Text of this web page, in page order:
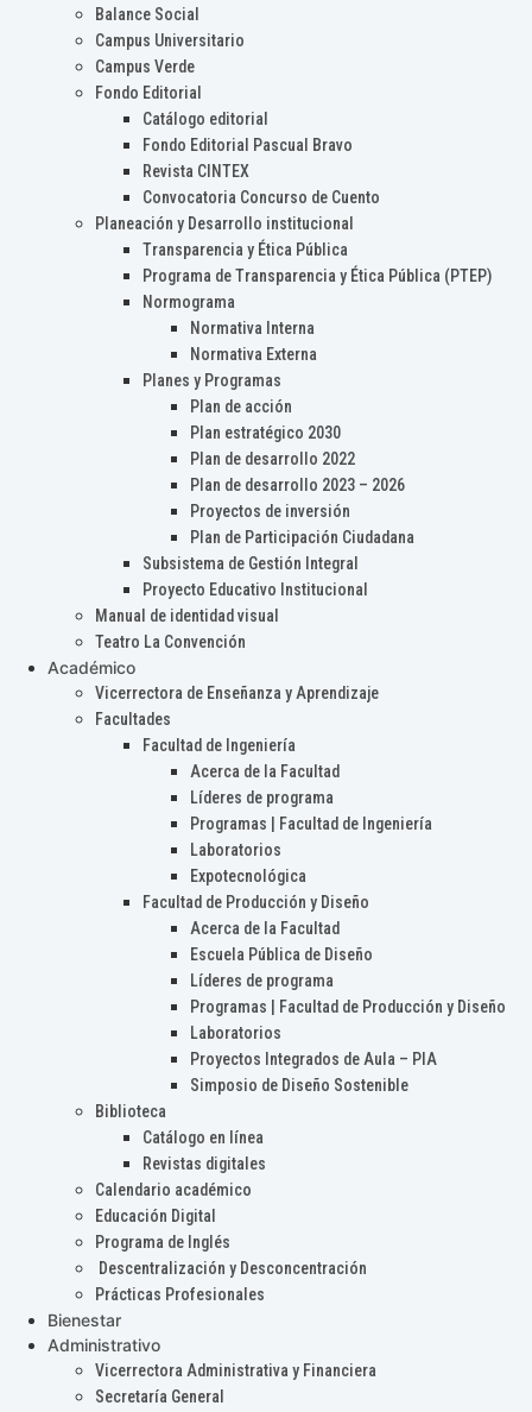
Balance Social
Campus Universitario
Campus Verde
Fondo Editorial
Catálogo editorial
Fondo Editorial Pascual Bravo
Revista CINTEX
Convocatoria Concurso de Cuento
Planeación y Desarrollo institucional
Transparencia y Ética Pública
Programa de Transparencia y Ética Pública (PTEP)
Normograma
Normativa Interna
Normativa Externa
Planes y Programas
Plan de acción
Plan estratégico 2030
Plan de desarrollo 2022
Plan de desarrollo 2023 – 2026
Proyectos de inversión
Plan de Participación Ciudadana
Subsistema de Gestión Integral
Proyecto Educativo Institucional
Manual de identidad visual
Teatro La Convención
Académico
Vicerrectora de Enseñanza y Aprendizaje
Facultades
Facultad de Ingeniería
Acerca de la Facultad
Líderes de programa
Programas | Facultad de Ingeniería
Laboratorios
Expotecnológica
Facultad de Producción y Diseño
Acerca de la Facultad
Escuela Pública de Diseño
Líderes de programa
Programas | Facultad de Producción y Diseño
Laboratorios
Proyectos Integrados de Aula – PIA
Simposio de Diseño Sostenible
Biblioteca
Catálogo en línea
Revistas digitales
Calendario académico
Educación Digital
Programa de Inglés
Descentralización y Desconcentración
Prácticas Profesionales
Bienestar
Administrativo
Vicerrectora Administrativa y Financiera
Secretaría General